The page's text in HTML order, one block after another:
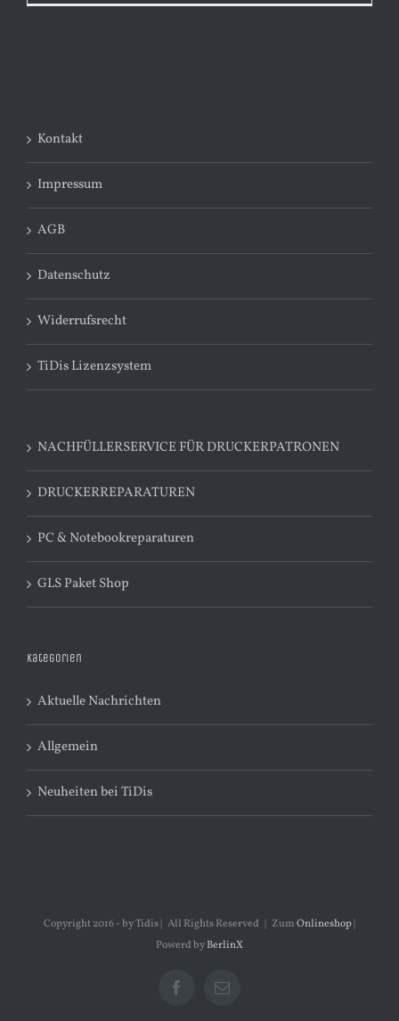
Kontakt
Impressum
AGB
Datenschutz
Widerrufsrecht
TiDis Lizenzsystem
NACHFÜLLERSERVICE FÜR DRUCKERPATRONEN
DRUCKERREPARATUREN
PC & Notebookreparaturen
GLS Paket Shop
Kategorien
Aktuelle Nachrichten
Allgemein
Neuheiten bei TiDis
Copyright 2016 - by Tidis | All Rights Reserved | ZumOnlineshop|
Powerd byBerlinX
Facebook
E-